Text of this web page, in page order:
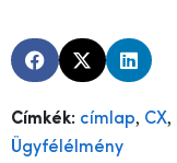
Címkék: címlap, CX,
Ügyfélélmény